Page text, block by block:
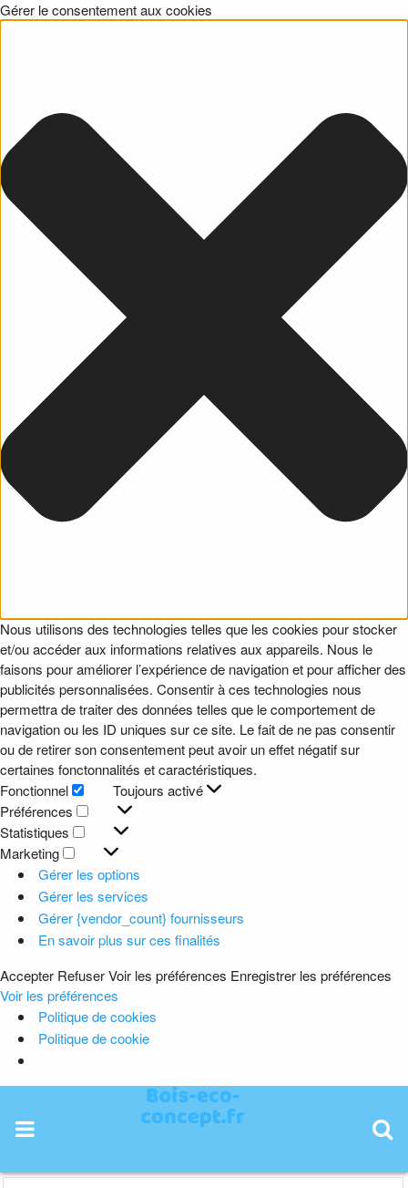
Gérer le consentement aux cookies
Nous utilisons des technologies telles que les cookies pour stocker
et/ou accéder aux informations relatives aux appareils. Nous le
faisons pour améliorer l’expérience de navigation et pour afficher des
publicités personnalisées. Consentir à ces technologies nous
permettra de traiter des données telles que le comportement de
navigation ou les ID uniques sur ce site. Le fait de ne pas consentir
ou de retirer son consentement peut avoir un effet négatif sur
certaines fonctonnalités et caractéristiques.
Fonctionnel
Fonctionnel
Toujours activé
Préférences
Préférences
Statistiques
Statistiques
Marketing
Marketing
Gérer les options
Gérer les services
Gérer {vendor_count} fournisseurs
En savoir plus sur ces finalités
Accepter RefuserVoir les préférences Enregistrer les préférences
Voir les préférences
Politique de cookies
Politique de cookie
content